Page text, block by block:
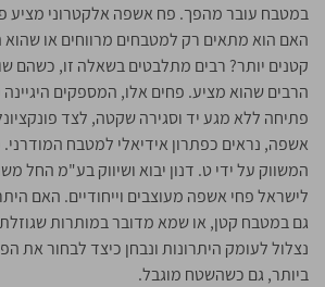
במטבח עובר מהפך. פח אשפה אלקטרוני מציע
האם הוא מתאים רק למטבחים מרווחים או
קטנים יותר? רבים מתלבטים בשאלה זו, כשהם
הרבים שהוא מציע. פחים אלו, המספקים
פתיחה ללא מגע יד וסגירה שקטה, לצד
לישראל פחי אשפה מעוצבים וייחודיים. האם
גם במטבח קטן, או שמא מדובר במותרות
נצלול לעומק היתרונות ונבחן כיצד לבחור את
ביותר, גם כשהשטח מוגבל.